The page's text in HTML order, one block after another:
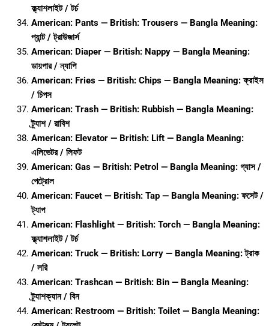
ফ্ল্যাশলাইট / টর্চ
American: Pants — British: Trousers — Bangla Meaning:
প্যান্ট / ট্রাউজার্স
American: Diaper — British: Nappy — Bangla Meaning:
ডায়পার / ন্যাপি
American: Fries — British: Chips — Bangla Meaning: ফ্রাইস
/ চিপস
American: Trash — British: Rubbish — Bangla Meaning:
ট্র্যাশ / রাবিশ
American: Elevator — British: Lift — Bangla Meaning:
এলিভেটর / লিফট
American: Gas — British: Petrol — Bangla Meaning: গ্যাস /
পেট্রোল
American: Faucet — British: Tap — Bangla Meaning: ফসেট /
ট্যাপ
American: Flashlight — British: Torch — Bangla Meaning:
ফ্ল্যাশলাইট / টর্চ
American: Truck — British: Lorry — Bangla Meaning: ট্রাক
/ লরি
American: Trashcan — British: Bin — Bangla Meaning:
ট্র্যাশক্যান / বিন
American: Restroom — British: Toilet — Bangla Meaning: